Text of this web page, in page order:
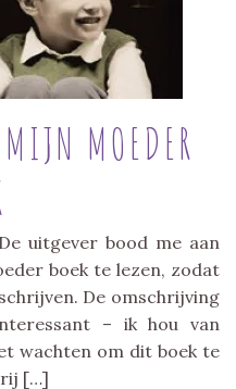
MOEDER
uitgever bood me aan
boek te lezen, zodat
De omschrijving
– ik hou van
wachten om dit boek te
[…]